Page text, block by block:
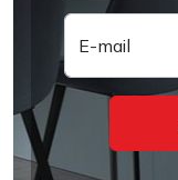
E-mail